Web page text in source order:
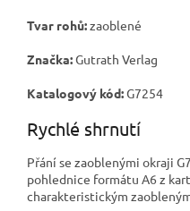
Tvar rohů:zaoblené
Značka:Gutrath Verlag
Katalogový kód:G7254
Rychlé shrnutí
Přání se zaoblenými okraji
pohlednice formátu A6 z
charakteristickým